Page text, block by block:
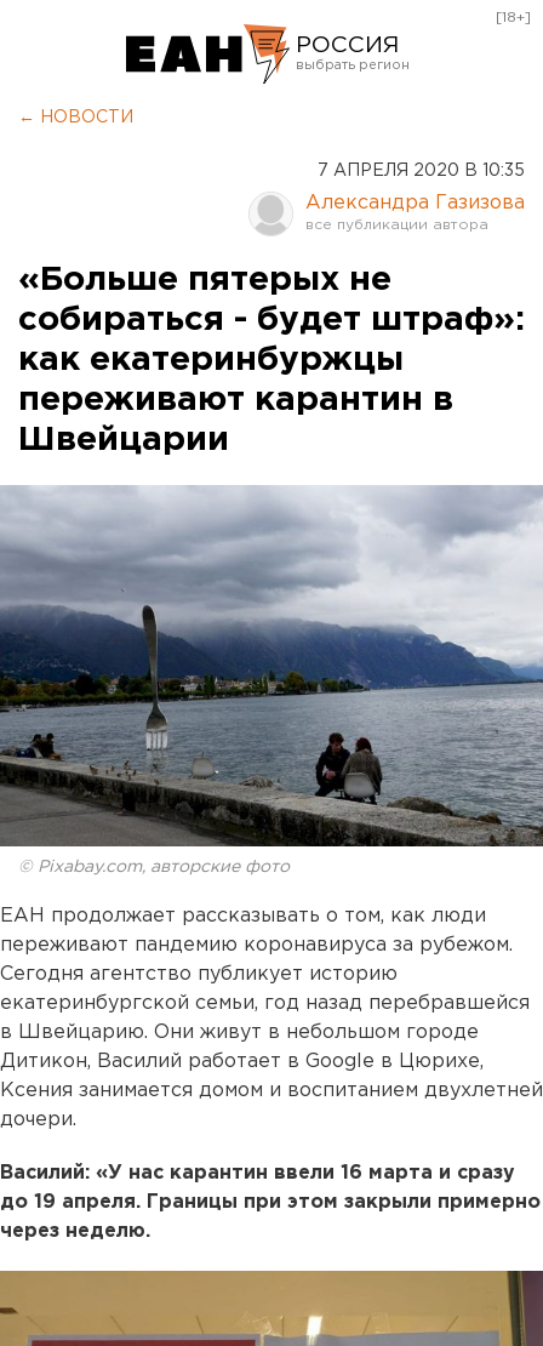
РОССИЯ
Оренбург
[18+]
← НОВОСТИ
7 АПРЕЛЯ 2020 В 10:35
Александра Газизова
«Больше пятерых не
собираться - будет штраф»:
как екатеринбуржцы
переживают карантин в
Швейцарии
© Pixabay.com, авторские фото
ЕАН продолжает рассказывать о том, как люди
переживают пандемию коронавируса за рубежом.
Сегодня агентство публикует историю
екатеринбургской семьи, год назад перебравшейся
в Швейцарию. Они живут в небольшом городе
Дитикон, Василий работает в Google в Цюрихе,
Ксения занимается домом и воспитанием двухлетней
дочери.
Василий: «У нас карантин ввели 16 марта и сразу
до 19 апреля. Границы при этом закрыли примерно
через неделю.